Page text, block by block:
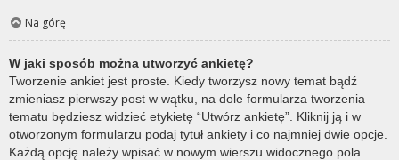
Na górę
W jaki sposób można utworzyć ankietę?
Tworzenie ankiet jest proste. Kiedy tworzysz nowy temat bądź
zmieniasz pierwszy post w wątku, na dole formularza tworzenia
tematu będziesz widzieć etykietę “Utwórz ankietę”. Kliknij ją i w
otworzonym formularzu podaj tytuł ankiety i co najmniej dwie opcje.
Każdą opcję należy wpisać w nowym wierszu widocznego pola